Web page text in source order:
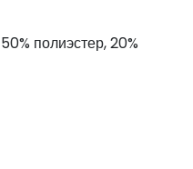
полиэстер, 20%